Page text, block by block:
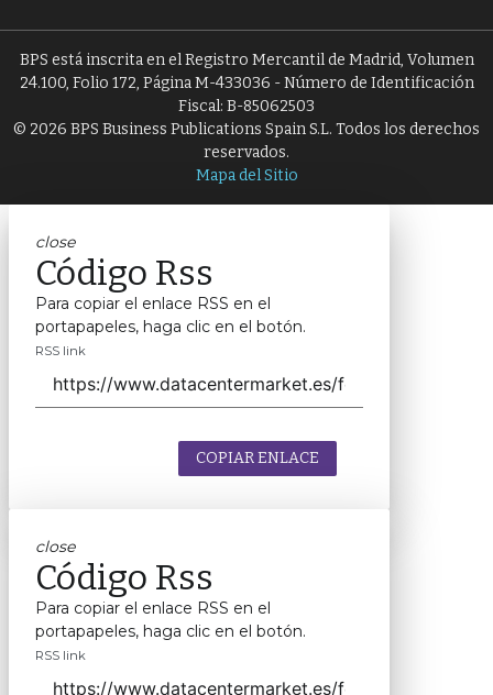
BPS está inscrita en el Registro Mercantil de Madrid, Volumen
24.100, Folio 172, Página M-433036 - Número de Identificación
Fiscal: B-85062503
© 2026 BPS Business Publications Spain S.L. Todos los derechos
reservados.
Mapa del Sitio
close
Código Rss
Para copiar el enlace RSS en el
portapapeles, haga clic en el botón.
RSS link
COPIAR ENLACE
close
Código Rss
Para copiar el enlace RSS en el
portapapeles, haga clic en el botón.
RSS link